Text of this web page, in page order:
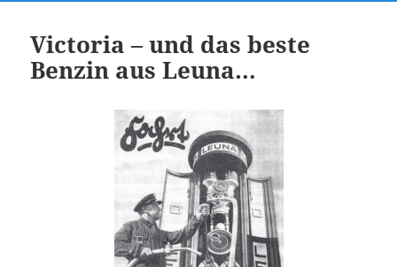
Victoria – und das beste
Benzin aus Leuna…